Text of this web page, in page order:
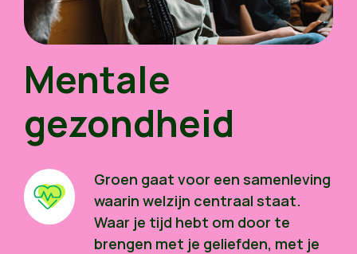
Mentale
gezondheid
Groen gaat voor een samenleving
waarin welzijn centraal staat.
Waar je tijd hebt om door te
brengen met je geliefden, met je